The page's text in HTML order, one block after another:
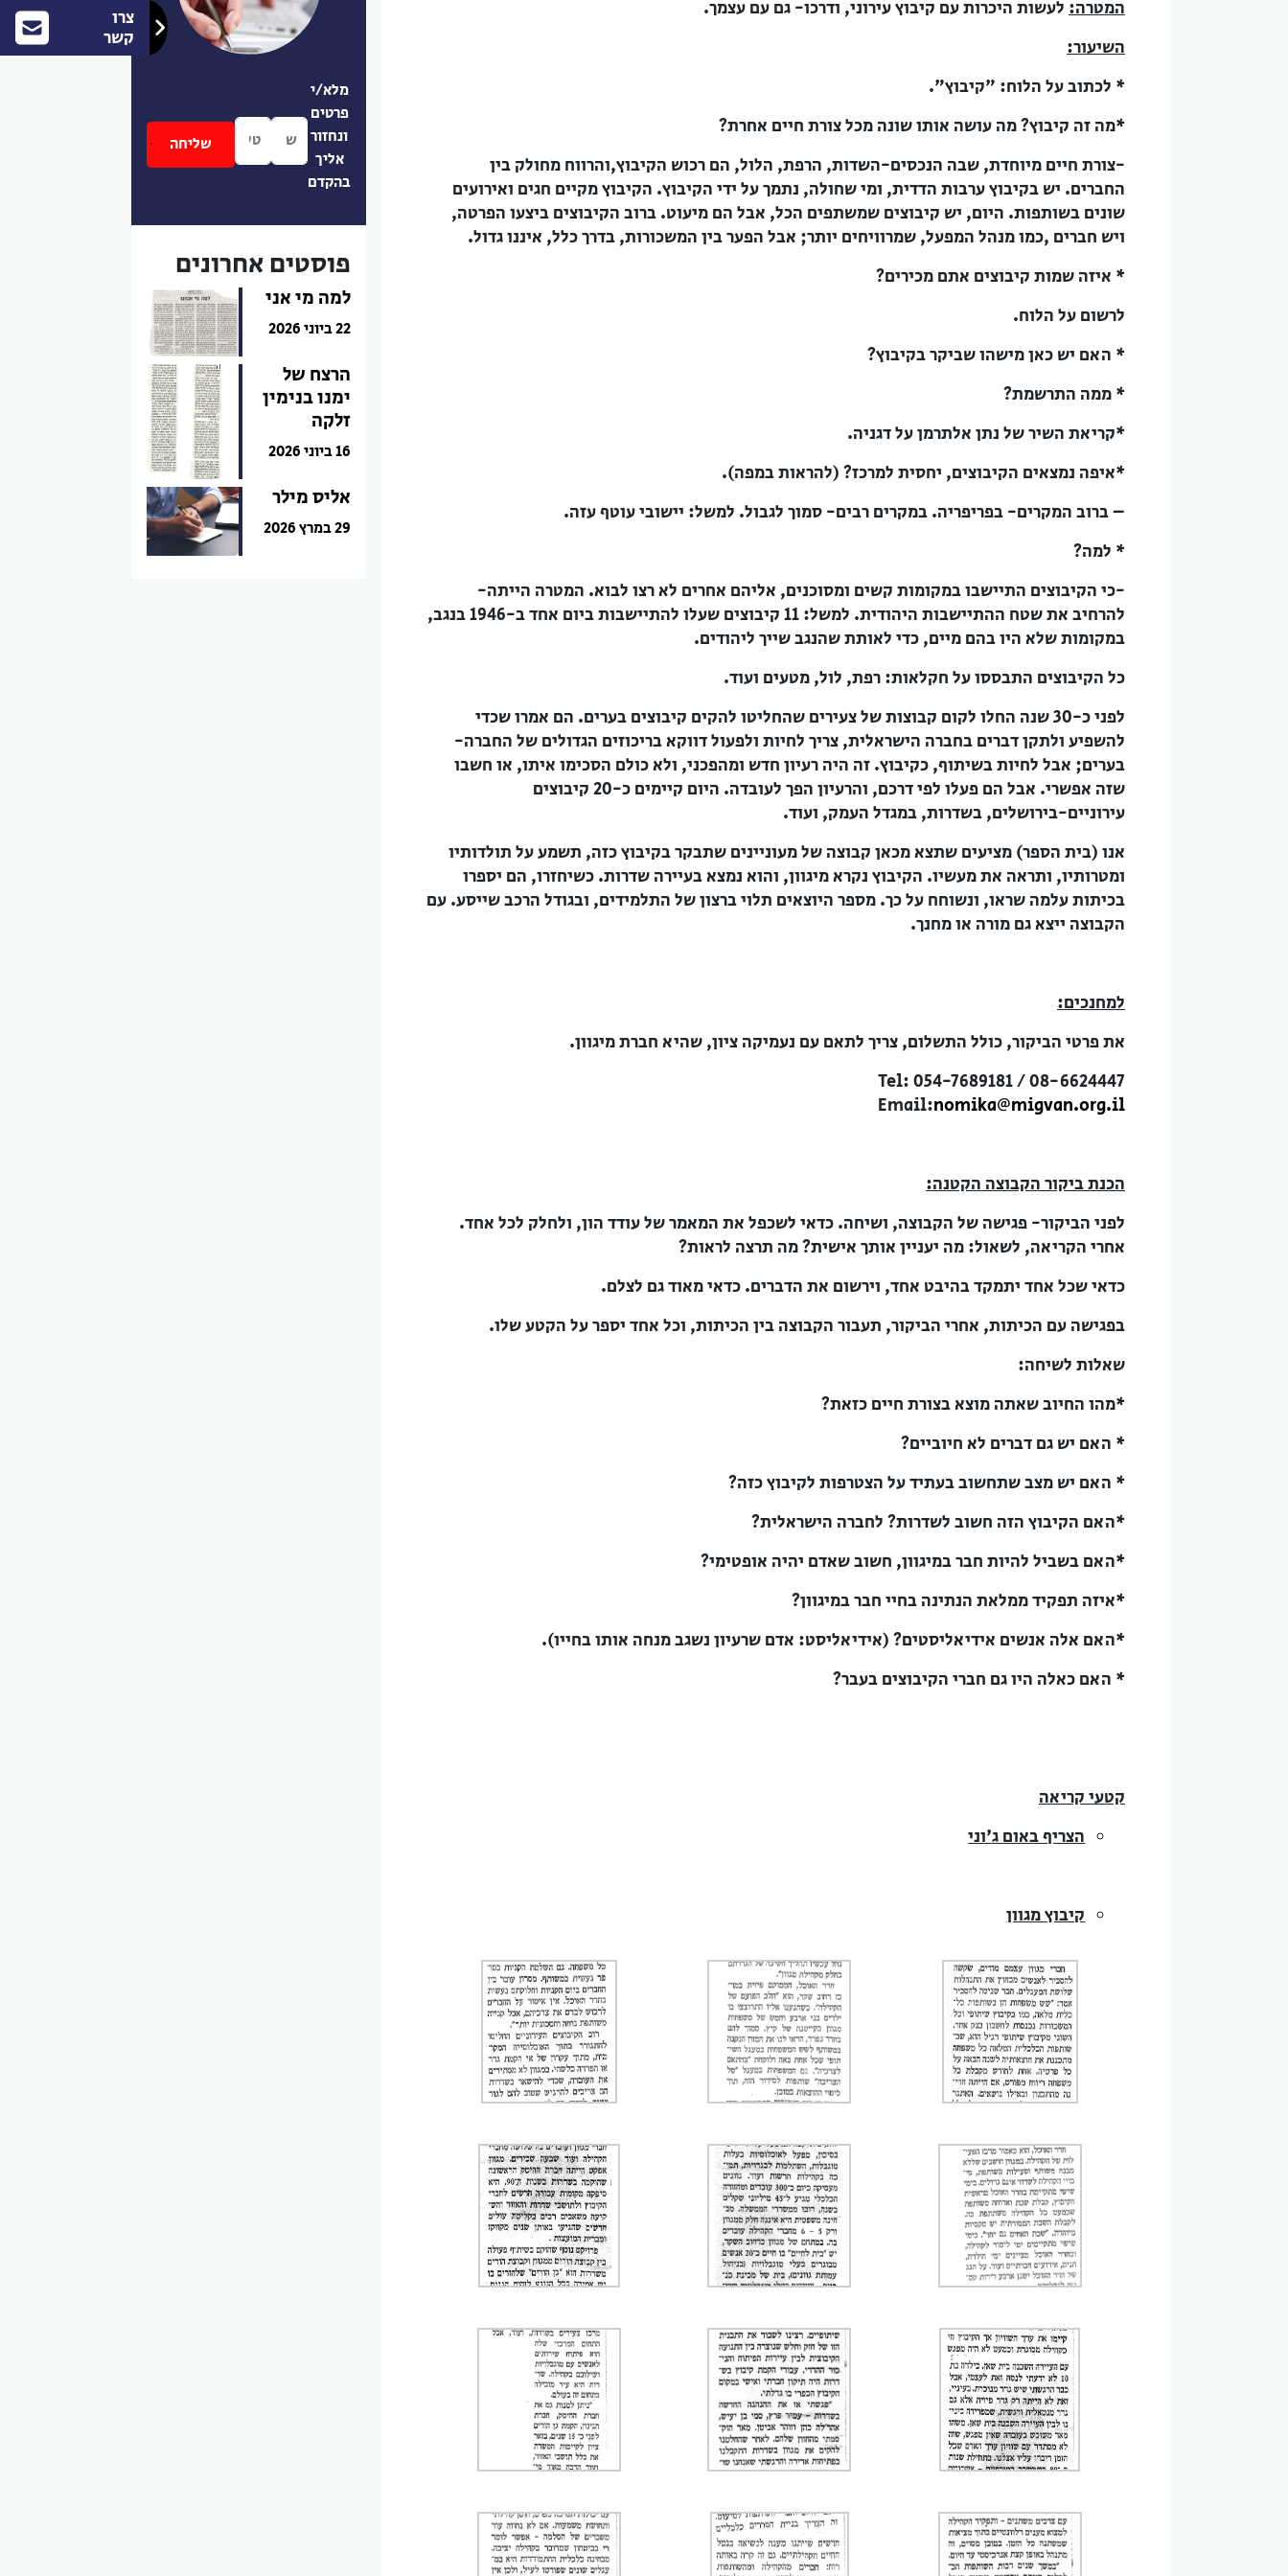
צרו
קשר
המטרה:לעשות היכרות עם קיבוץ עירוני, ודרכו- גם עם עצמך.
השיעור:
* לכתוב על הלוח: "קיבוץ".
*מה זה קיבוץ? מה עושה אותו שונה מכל צורת חיים אחרת?
-צורת חיים מיוחדת, שבה הנכסים-השדות, הרפת, הלול, הם רכוש הקיבוץ,והרווח מחולק בין
החברים. יש בקיבוץ ערבות הדדית, ומי שחולה, נתמך על ידי הקיבוץ. הקיבוץ מקיים חגים ואירועים
שונים בשותפות. היום, יש קיבוצים שמשתפים הכל, אבל הם מיעוט. ברוב הקיבוצים ביצעו הפרטה,
ויש חברים ,כמו מנהל המפעל, שמרוויחים יותר; אבל הפער בין המשכורות, בדרך כלל, איננו גדול.
* איזה שמות קיבוצים אתם מכירים?
לרשום על הלוח.
* האם יש כאן מישהו שביקר בקיבוץ?
* ממה התרשמת?
*קריאת השיר של נתן אלתרמן על דגניה.
*איפה נמצאים הקיבוצים, יחסית למרכז? (להראות במפה).
– ברוב המקרים- בפריפריה. במקרים רבים- סמוך לגבול. למשל: יישובי עוטף עזה.
* למה?
-כי הקיבוצים התיישבו במקומות קשים ומסוכנים, אליהם אחרים לא רצו לבוא. המטרה הייתה-
להרחיב את שטח ההתיישבות היהודית. למשל: 11 קיבוצים שעלו להתיישבות ביום אחד ב-1946 בנגב,
במקומות שלא היו בהם מיים, כדי לאותת שהנגב שייך ליהודים.
כל הקיבוצים התבססו על חקלאות: רפת, לול, מטעים ועוד.
לפני כ-30 שנה החלו לקום קבוצות של צעירים שהחליטו להקים קיבוצים בערים. הם אמרו שכדי
להשפיע ולתקן דברים בחברה הישראלית, צריך לחיות ולפעול דווקא בריכוזים הגדולים של החברה-
בערים; אבל לחיות בשיתוף, כקיבוץ. זה היה רעיון חדש ומהפכני, ולא כולם הסכימו איתו, או חשבו
שזה אפשרי. אבל הם פעלו לפי דרכם, והרעיון הפך לעובדה. היום קיימים כ-20 קיבוצים
עירוניים-בירושלים, בשדרות, במגדל העמק, ועוד.
אנו (בית הספר) מציעים שתצא מכאן קבוצה של מעוניינים שתבקר בקיבוץ כזה, תשמע על תולדותיו
ומטרותיו, ותראה את מעשיו. הקיבוץ נקרא מיגוון, והוא נמצא בעיירה שדרות. כשיחזרו, הם יספרו
בכיתות עלמה שראו, ונשוחח על כך. מספר היוצאים תלוי ברצון של התלמידים, ובגודל הרכב שייסע. עם
הקבוצה ייצא גם מורה או מחנך.
למחנכים:
את פרטי הביקור, כולל התשלום, צריך לתאם עם נעמיקה ציון, שהיא חברת מיגוון.
Tel: 054-7689181 / 08-6624447
Email:nomika@migvan.org.il
הכנת ביקור הקבוצה הקטנה:
לפני הביקור- פגישה של הקבוצה, ושיחה. כדאי לשכפל את המאמר של עודד הון, ולחלק לכל אחד.
אחרי הקריאה, לשאול: מה יעניין אותך אישית? מה תרצה לראות?
כדאי שכל אחד יתמקד בהיבט אחד, וירשום את הדברים. כדאי מאוד גם לצלם.
בפגישה עם הכיתות, אחרי הביקור, תעבור הקבוצה בין הכיתות, וכל אחד יספר על הקטע שלו.
שאלות לשיחה:
*מהו החיוב שאתה מוצא בצורת חיים כזאת?
* האם יש גם דברים לא חיוביים?
* האם יש מצב שתחשוב בעתיד על הצטרפות לקיבוץ כזה?
*האם הקיבוץ הזה חשוב לשדרות? לחברה הישראלית?
*האם בשביל להיות חבר במיגוון, חשוב שאדם יהיה אופטימי?
*איזה תפקיד ממלאת הנתינה בחיי חבר במיגוון?
*האם אלה אנשים אידיאליסטים? (אידיאליסט: אדם שרעיון נשגב מנחה אותו בחייו).
* האם כאלה היו גם חברי הקיבוצים בעבר?
קטעי קריאה
הצריף באום ג'וני
קיבוץ מגוון
מלא/י
פרטים
ונחזור
אליך
בהקדם
פוסטים אחרונים
למה מי אני
22 ביוני 2026
הרצח של
ימנו בנימין
זלקה
16 ביוני 2026
אליס מילר
29 במרץ 2026